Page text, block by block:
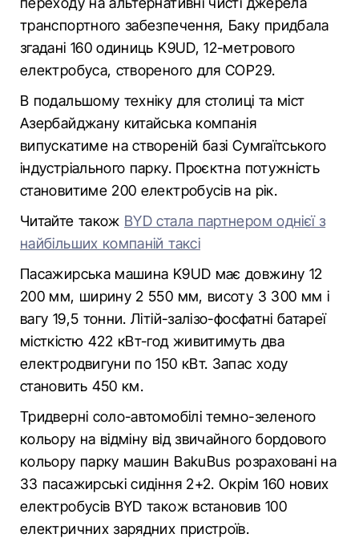
транспортного забезпечення, Баку придбала
згадані 160 одиниць K9UD, 12-метрового
електробуса, створеного для COP29.
В подальшому техніку для столиці та міст
Азербайджану китайська компанія
випускатиме на створеній базі Сумгаїтського
індустріального парку. Проєктна потужність
становитиме 200 електробусів на рік.
Читайте також BYD стала партнером однієї з
найбільших компаній таксі
Пасажирська машина K9UD має довжину 12
200 мм, ширину 2 550 мм, висоту 3 300 мм і
вагу 19,5 тонни. Літій-залізо-фосфатні батареї
місткістю 422 кВт-год живитимуть два
електродвигуни по 150 кВт. Запас ходу
становить 450 км.
Тридверні соло-автомобілі темно-зеленого
кольору на відміну від звичайного бордового
кольору парку машин BakuBus розраховані на
33 пасажирські сидіння 2+2. Окрім 160 нових
електробусів BYD також встановив 100
електричних зарядних пристроїв.